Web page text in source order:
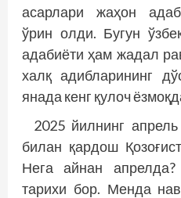
асарлари жаҳон
ўрин олди. Бугун
адабиёти ҳам жадал
халқ адибларининг
янада кенг қулоч
2025 йилнинг
билан қардош
Нега айнан
тарихи бор. Менда